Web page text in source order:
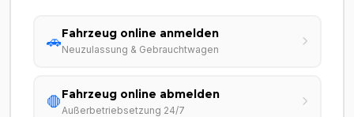
🚗Fahrzeug online anmelden
Neuzulassung & Gebrauchtwagen
🛑Fahrzeug online abmelden
Außerbetriebsetzung 24/7